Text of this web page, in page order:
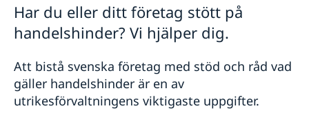
Om olyckan är framme
Akut hjälp
Namnändring
Förlust av pass
Förnyelse av pass för vuxna
Körkort utomlands
Hjälp kring medborgarskap
Om svenskt medborgarskap
Gifta sig utomlands
Ambassadens reseinformation
Allmän aktuell information
Allmänna säkerhetsläget
Terrorism
Naturförhållanden och katastrofer
In- och utresebestämmelser
Anmäl din utlandsvistelse
Service för svenska företag
Information till svenska företag
Handel med Zimbabwe
Att göra affärer i Zimbabwe
Business Sweden
Anmäla handelshinder
Har du eller ditt företag stött på
handelshinder? Vi hjälper dig.
Att bistå svenska företag med stöd och råd vad
gäller handelshinder är en av
utrikesförvaltningens viktigaste uppgifter.